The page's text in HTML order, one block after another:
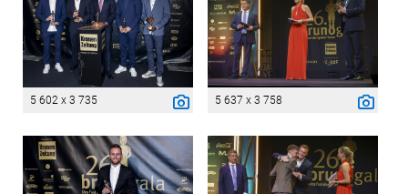
5 602 x 3 735 5 637 x 3 758